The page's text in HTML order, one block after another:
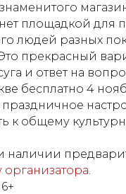
площадкой для
людей разных
прекрасный
и ответ на
бесплатно 4
праздничное
к общему
наличии
организатора.